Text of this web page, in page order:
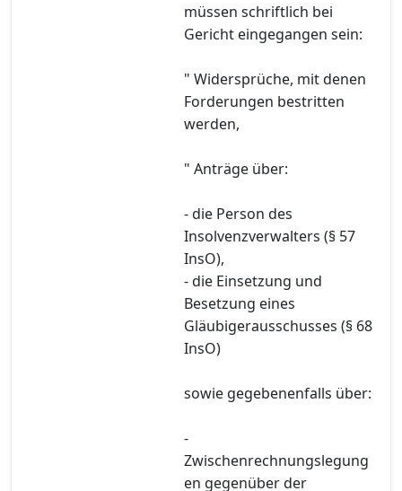
müssen schriftlich bei
Gericht eingegangen sein:
" Widersprüche, mit denen
Forderungen bestritten
werden,
" Anträge über:
- die Person des
Insolvenzverwalters (§ 57
InsO),
- die Einsetzung und
Besetzung eines
Gläubigerausschusses (§ 68
InsO)
sowie gegebenenfalls über:
-
Zwischenrechnungslegung
en gegenüber der